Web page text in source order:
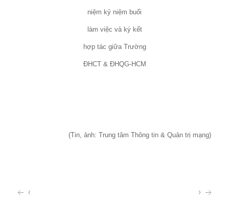
niệm kỷ niệm buổi
làm việc và ký kết
hợp tác giữa Trường
ĐHCT & ĐHQG-HCM
(Tin, ảnh: Trung tâm Thông tin & Quản trị mạng)
‹ ›